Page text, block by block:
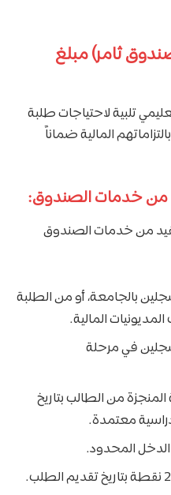
ثامر) مبلغ
تلبية لاحتياجات طلبة
المالية ضماناً
من خدمات الصندوق:
من خدمات الصندوق
بالجامعة، أو من الطلبة
المالية.
في مرحلة
من الطالب بتاريخ
المحدود.